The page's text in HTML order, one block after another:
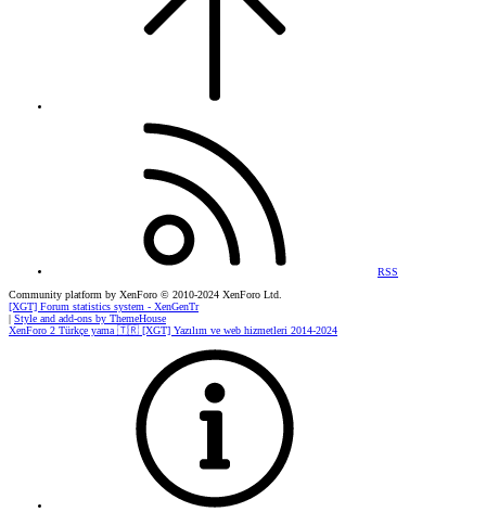
RSS
Community platform by XenForo © 2010-2024 XenForo Ltd.
[XGT] Forum statistics system - XenGenTr
| Style and add-ons by ThemeHouse
XenForo 2 Türkçe yama 🇹🇷 [XGT] Yazılım ve web hizmetleri 2014-2024